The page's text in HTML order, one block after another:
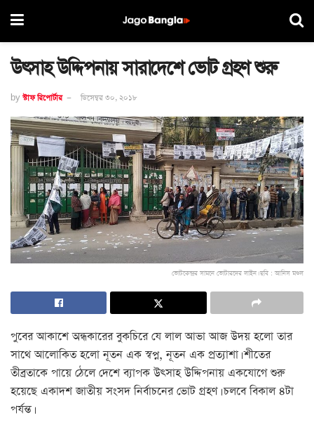
উৎসাহ উদ্দিপনায় সারাদেশে ভোট গ্রহণ শুরু
by স্টাফ রিপোর্টার ডিসেম্বর ৩০, ২০১৮
ভোটকেন্দ্রর সামনে ভোটারদের লাইন। ছবি : আনিস মণ্ডল
পুবের আকাশে অন্ধকারের বুকচিরে যে লাল আভা আজ উদয় হলো তার
সাথে আলোকিত হলো নূতন এক স্বপ্ন, নূতন এক প্রত্যাশা। শীতের
তীব্রতাকে পায়ে ঠেলে দেশে ব্যাপক উৎসাহ উদ্দিপনায় একযোগে শুরু
হয়েছে একাদশ জাতীয় সংসদ নির্বাচনের ভোট গ্রহণ। চলবে বিকাল ৪টা
পর্যন্ত।